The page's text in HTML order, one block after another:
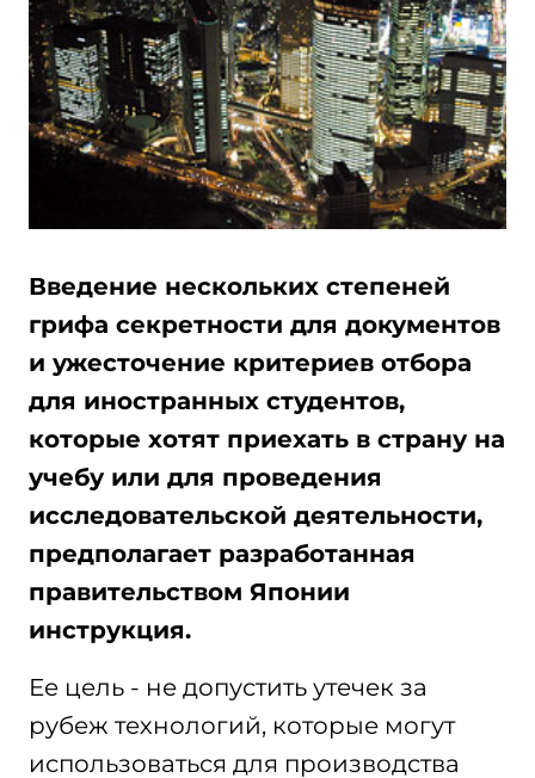
Введение нескольких степеней
грифа секретности для документов
и ужесточение критериев отбора
для иностранных студентов,
которые хотят приехать в страну на
учебу или для проведения
исследовательской деятельности,
предполагает разработанная
правительством Японии
инструкция.
Ее цель - не допустить утечек за
рубеж технологий, которые могут
использоваться для производства